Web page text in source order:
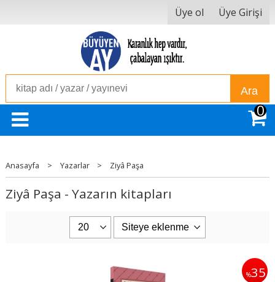
Üye ol Üye Girişi
Ara
0
Anasayfa > Yazarlar > Ziyâ Paşa
Ziyâ Paşa - Yazarın kitapları
%35